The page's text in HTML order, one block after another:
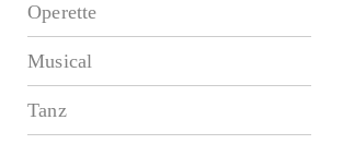
Operette
Musical
Tanz